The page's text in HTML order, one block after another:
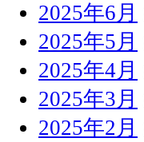
2025年6月
2025年5月
2025年4月
2025年3月
2025年2月